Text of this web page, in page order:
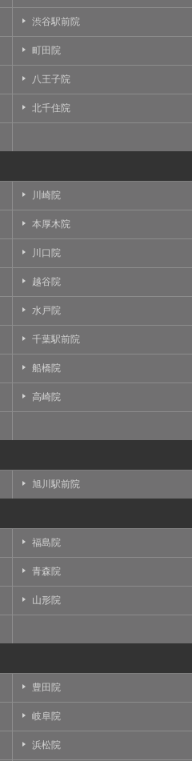
渋谷駅前院
町田院
八王子院
北千住院
川崎院
本厚木院
川口院
越谷院
水戸院
千葉駅前院
船橋院
高崎院
旭川駅前院
福島院
青森院
山形院
豊田院
岐阜院
浜松院